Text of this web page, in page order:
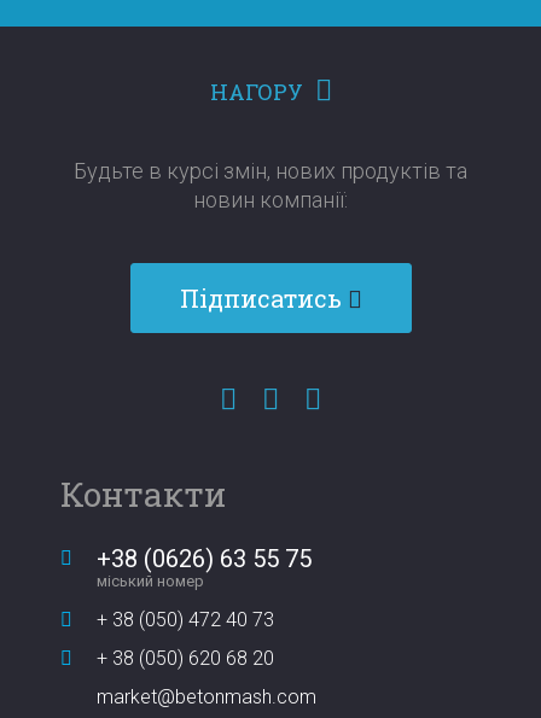
НАГОРУ
Будьте в курсі змін, нових продуктів та
новин компанії:​​​​​​​
Підписатись
Контакти
+38 (0626) 63 55 75
міський номер
+ 38 (050) 472 40 73
+ 38 (050) 620 68 20
market@betonmash.com